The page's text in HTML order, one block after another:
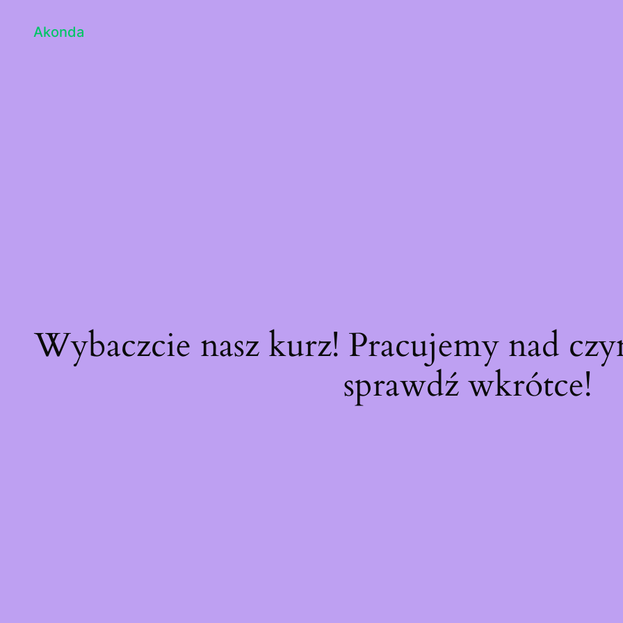
Akonda
Wybaczcie nasz kurz! Pracujemy nad
sprawdź wkrótce!